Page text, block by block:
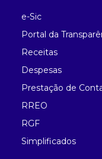
e-Sic
Portal da
Receitas
Despesas
Prestação de
RREO
RGF
Simplificados